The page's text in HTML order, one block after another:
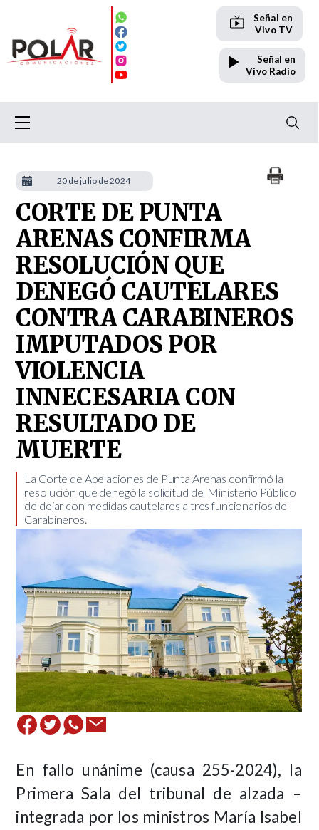
Señal en
Vivo TV
Señal en
Vivo Radio
CORTE DE PUNTA
ARENAS CONFIRMA
RESOLUCIÓN QUE
DENEGÓ CAUTELARES
CONTRA CARABINEROS
IMPUTADOS POR
VIOLENCIA
INNECESARIA CON
RESULTADO DE
MUERTE
La Corte de Apelaciones de Punta Arenas confirmó la
resolución que denegó la solicitud del Ministerio Público
de dejar con medidas cautelares a tres funcionarios de
Carabineros. ​
En fallo unánime (causa 255-2024), la
Primera Sala del tribunal de alzada –
integrada por los ministros María Isabel
20 de julio de 2024